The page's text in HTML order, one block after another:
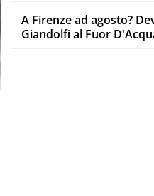
A Firenze ad agosto?
Giandolfi al Fuor